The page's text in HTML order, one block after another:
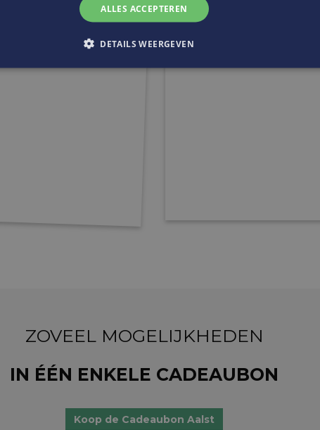
ZOVEEL MOGELIJKHEDEN
IN ÉÉN ENKELE CADEAUBON
Koop de Cadeaubon Aalst
ALLES ACCEPTEREN
DETAILS WEERGEVEN